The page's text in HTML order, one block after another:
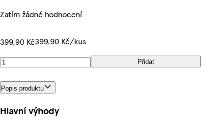
Zatím žádné hodnocení
399,90 Kč399,90 Kč/kus
Přidat
Popis produktu
Hlavní výhody